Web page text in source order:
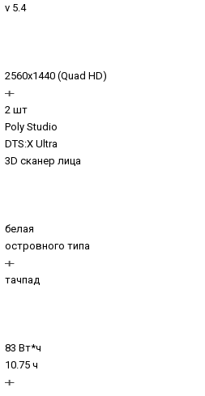
v 5.4
2560x1440 (Quad HD)
2 шт
Poly Studio
DTS:X Ultra
3D сканер лица
белая
островного типа
тачпад
83 Вт*ч
10.75 ч